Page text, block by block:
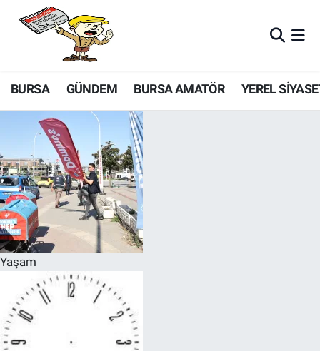
BURSA GÜNDEM BURSA AMATÖR YEREL
Yaşam